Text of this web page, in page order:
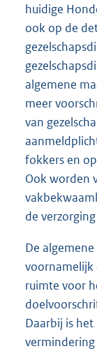
huidige
ook op de
algemene
meer
van
fokkers en
Ook worden
de
De
voornamelijk
ruimte voor
Daarbij is
vermindering